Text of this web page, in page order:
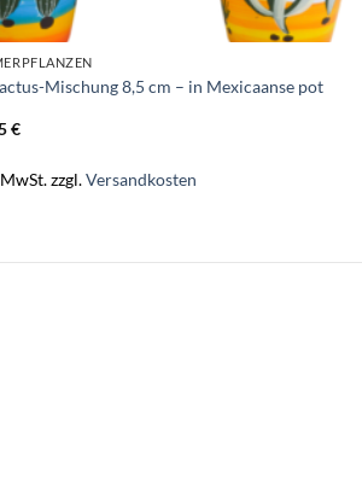
Mischung 8,5 cm – in Mexicaanse pot
€
zzgl.Versandkosten